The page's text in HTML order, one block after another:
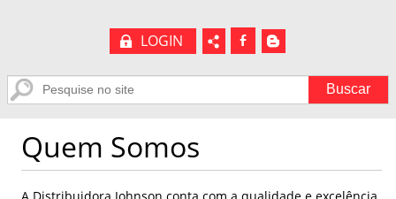
LOGIN b A
Quem Somos
A Distribuidora Johnson conta com a qualidade e excelência